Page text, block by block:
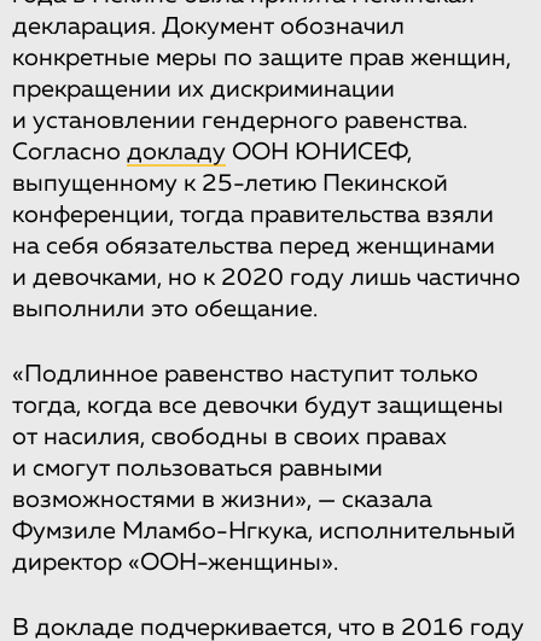
декларация. Документ обозначил
конкретные меры по защите прав женщин,
прекращении их дискриминации
и установлении гендерного равенства.
Согласно докладу ООН ЮНИСЕФ,
выпущенному к 25-летию Пекинской
конференции, тогда правительства взяли
на себя обязательства перед женщинами
и девочками, но к 2020 году лишь частично
выполнили это обещание.
«Подлинное равенство наступит только
тогда, когда все девочки будут защищены
от насилия, свободны в своих правах
и смогут пользоваться равными
возможностями в жизни», — сказала
Фумзиле Мламбо-Нгкука, исполнительный
директор «ООН-женщины».
В докладе подчеркивается, что в 2016 году